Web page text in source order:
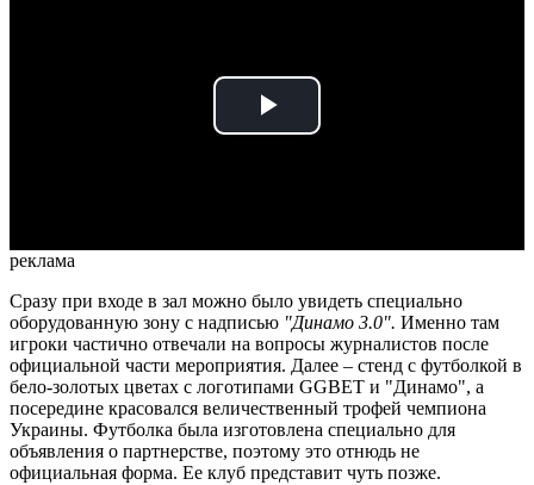
Play
реклама
Сразу при входе в зал можно было увидеть специально
оборудованную зону с надписью "Динамо 3.0". Именно там
игроки частично отвечали на вопросы журналистов после
официальной части мероприятия. Далее – стенд с футболкой в
бело-золотых цветах с логотипами GGBET и "Динамо", а
посередине красовался величественный трофей чемпиона
Украины. Футболка была изготовлена специально для
объявления о партнерстве, поэтому это отнюдь не
официальная форма. Ее клуб представит чуть позже.